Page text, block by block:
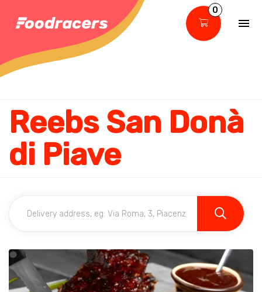
0
Reebs San Donà
di Piave